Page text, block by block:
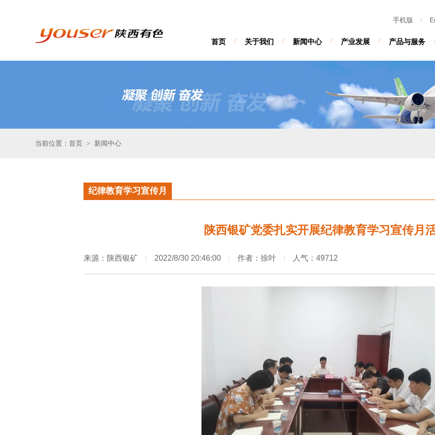
手机版 /
首页 / 关于我们 / 新闻中心 / 产业发展 / 产品与服务 /
当前位置：首页 > 新闻中心
纪律教育学习宣传月
陕西银矿党委扎实开展纪律教育学习宣传月
来源：陕西银矿 | 2022/8/30 20:46:00 | 作者：徐叶 | 人气：49712